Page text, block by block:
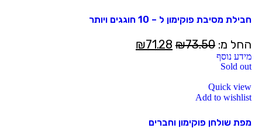
חבילת מסיבת פוקימון ל – 10 חוגגים ויותר
החל מ: ₪73.50
₪71.28
מידע נוסף
Sold out
Quick view
Add to wishlist
מפת שולחן פוקימון וחברים